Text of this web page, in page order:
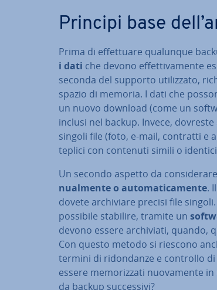
Principi base
Prima di ef­fet­tua­re qualunque
i dati che devono ef­fet­ti­va­men­te
seconda del supporto uti­liz­za­to,
spazio di memoria. I dati che
un nuovo download (come un
inclusi nel backup. Invece, dovreste
singoli file (foto, e-mail, contratti e
te­pli­ci con contenuti simili o
Un secondo aspetto da
nual­men­te o au­to­ma­ti­ca­men­te.
dovete ar­chi­via­re precisi file
possibile stabilire, tramite un
devono essere ar­chi­via­ti, quando,
Con questo metodo si riescono
termini di ri­don­dan­ze e controllo
essere me­mo­riz­za­ti nuo­va­men­te
da backup suc­ces­si­vi?